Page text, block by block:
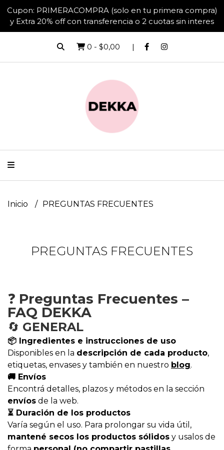
Cupon: PRIMERACOMPRA (solo en tu primera compra)
y Extra 20% off con transferencia o 2 cuotas sin interes
0 - $0,00
Inicio PREGUNTAS FRECUENTES
PREGUNTAS FRECUENTES
❓ Preguntas Frecuentes –
FAQ DEKKA
🔄 GENERAL
📦 Ingredientes e instrucciones de uso
Disponibles en la descripción de cada producto,
etiquetas, envases y también en nuestro blog.
🚚 Envíos
Encontrá detalles, plazos y métodos en la sección
envíos de la web.
⏳ Duración de los productos
Varía según el uso. Para prolongar su vida útil,
mantené secos los productos sólidos y usalos de